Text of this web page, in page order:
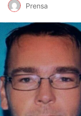
Prensa